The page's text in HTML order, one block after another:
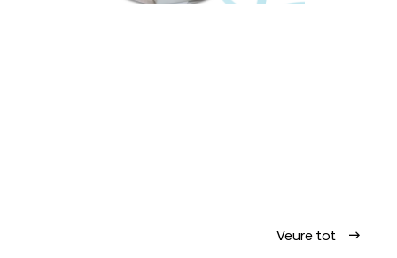
Veure tot